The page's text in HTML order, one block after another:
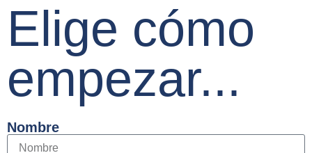
Elige cómo
empezar...
Nombre